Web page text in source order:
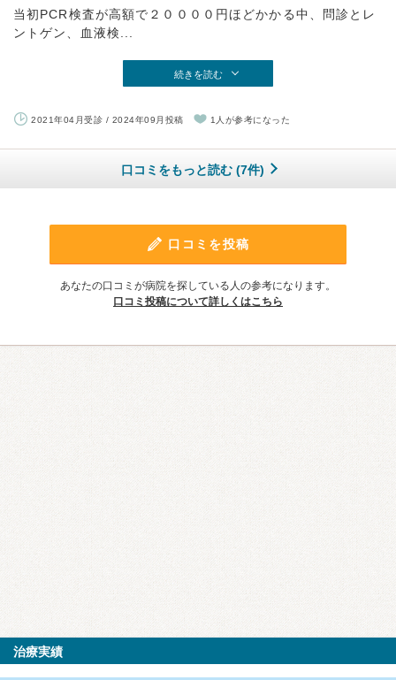
当初PCR検査が高額で２００００円ほどかかる中、問診とレ
ントゲン、血液検...
続きを読む
2021年04月受診 / 2024年09月投稿 1人が参考になった
口コミをもっと読む (7件)
口コミを投稿
あなたの口コミが病院を探している人の参考になります。
口コミ投稿について詳しくはこちら
治療実績